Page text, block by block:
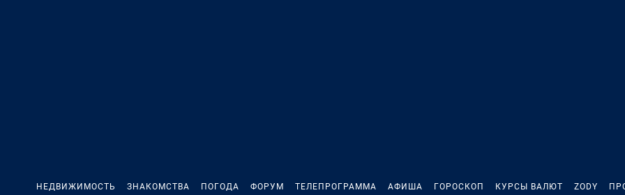
НЕДВИЖИМОСТЬ ЗНАКОМСТВА ПОГОДА ФОРУМ ТЕЛЕПРОГРАММА АФИША ГОРОСКОП КУРСЫ ВАЛЮТ ZODY